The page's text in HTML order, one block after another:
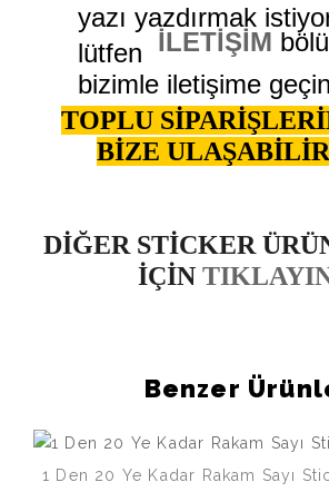
yazı yazdırmak
lütfen İLETİŞİM
bizimle iletişime
TOPLU
BİZE
DİĞER STİCKER
İÇİN
Benzer
1 Den 20 Ye Kadar Rakam Sayı